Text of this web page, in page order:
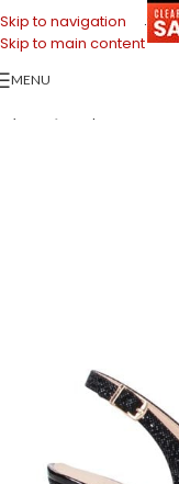
Skip to navigation
Skip to main content
.
MENU
Strona główna Sklep